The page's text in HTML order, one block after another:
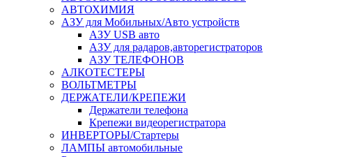
АВТОХИМИЯ
АЗУ для Мобильных/Авто устройств
АЗУ USB авто
АЗУ для радаров,авторегистраторов
АЗУ ТЕЛЕФОНОВ
АЛКОТЕСТЕРЫ
ВОЛЬТМЕТРЫ
ДЕРЖАТЕЛИ/КРЕПЕЖИ
Держатели телефона
Крепежи видеорегистратора
ИНВЕРТОРЫ/Стартеры
ЛАМПЫ автомобильные